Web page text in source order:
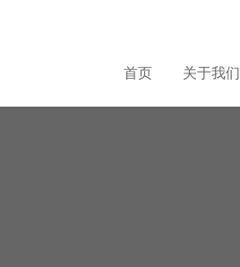
首页 关于我们